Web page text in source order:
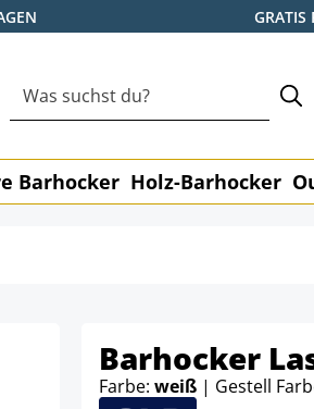
GRATIS
Barhocker Holz-Barhocker
Barhocker
Farbe: weiß | Gestell